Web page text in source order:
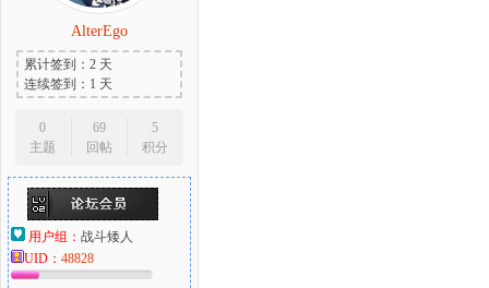
AlterEgo
累计签到：2 天
连续签到：1 天
0
主题
69
回帖
5
积分
用户组： 战斗矮人
UID： 48828